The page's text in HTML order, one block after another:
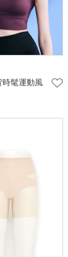
髦運動風